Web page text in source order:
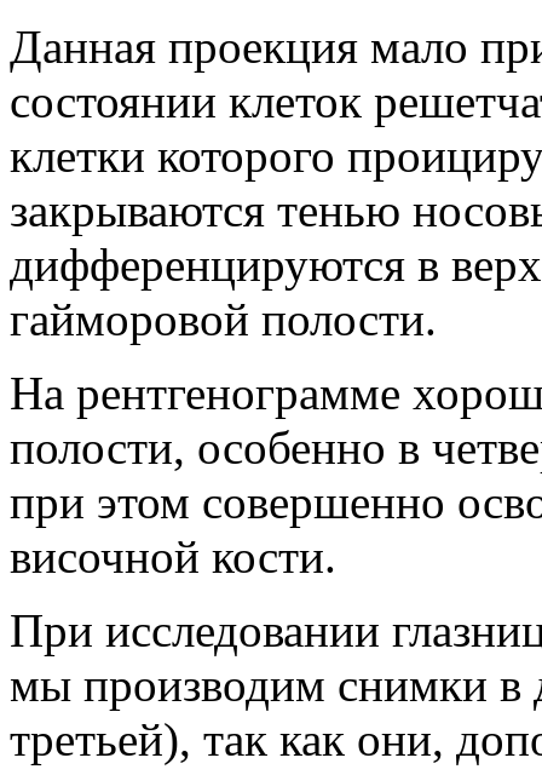
Данная проекция мало
состоянии клеток
клетки которого
закрываются тенью
дифференцируются в
гайморовой полости.
На рентгенограмме
полости, особенно в
при этом совершенно
височной кости.
При исследовании
мы производим снимки в
третьей), так как они,